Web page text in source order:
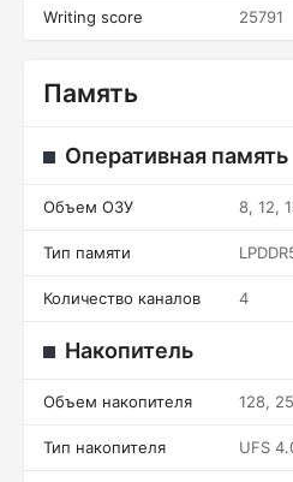
Writing score 25791
Память
Оперативная память
Объем ОЗУ 8, 12,
Тип памяти
Количество каналов 4
Накопитель
Объем накопителя 128,
Тип накопителя UFS